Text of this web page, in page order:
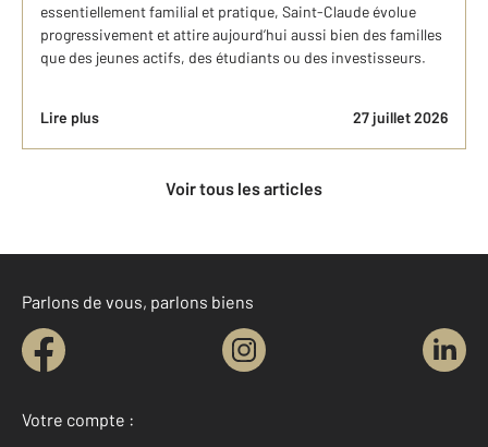
essentiellement familial et pratique, Saint-Claude évolue
progressivement et attire aujourd’hui aussi bien des familles
que des jeunes actifs, des étudiants ou des investisseurs.
Lire plus 27 juillet 2026
Voir tous les articles
Parlons de vous, parlons biens
Votre compte :